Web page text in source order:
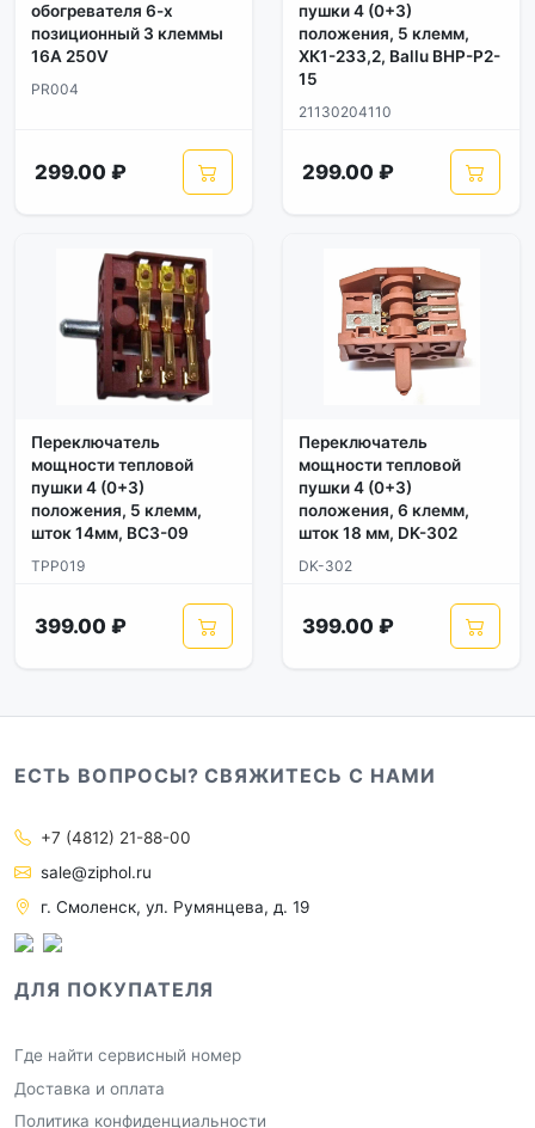
обогревателя 6-х
позиционный 3 клеммы
16A 250V
PR004
299.00 ₽
пушки 4 (0+3)
положения, 5 клемм,
ХК1-233,2, Ballu BHP-P2-
15
21130204110
299.00 ₽
Переключатель
мощности тепловой
пушки 4 (0+3)
положения, 5 клемм,
шток 14мм, BC3-09
TPP019
399.00 ₽
Переключатель
мощности тепловой
пушки 4 (0+3)
положения, 6 клемм,
шток 18 мм, DK-302
DK-302
399.00 ₽
ЕСТЬ ВОПРОСЫ? СВЯЖИТЕСЬ С НАМИ
+7 (4812) 21-88-00
sale@ziphol.ru
г. Смоленск, ул. Румянцева, д. 19
ДЛЯ ПОКУПАТЕЛЯ
Где найти сервисный номер
Доставка и оплата
Политика конфиденциальности